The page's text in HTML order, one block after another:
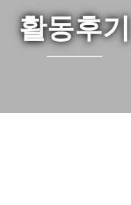
활동후기